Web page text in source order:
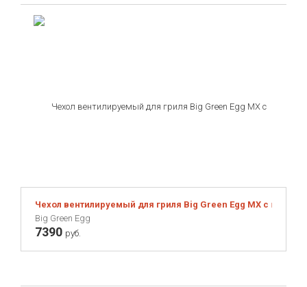
Чехол вентилируемый для гриля Big Green Egg МХ с
Big Green Egg
7390 руб.